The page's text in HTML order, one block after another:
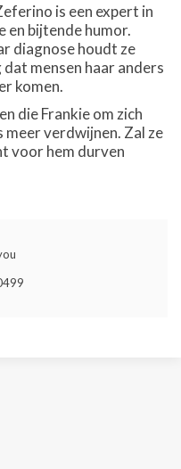
is een expert in
en bijtende humor.
diagnose houdt ze
mensen haar anders
komen.
die Frankie om zich
verdwijnen. Zal ze
voor hem durven